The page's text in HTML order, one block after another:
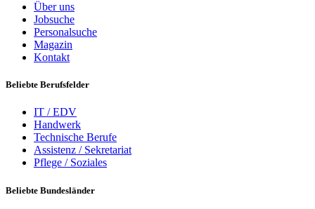
Über uns
Jobsuche
Personalsuche
Magazin
Kontakt
Beliebte Berufsfelder
IT / EDV
Handwerk
Technische Berufe
Assistenz / Sekretariat
Pflege / Soziales
Beliebte Bundesländer